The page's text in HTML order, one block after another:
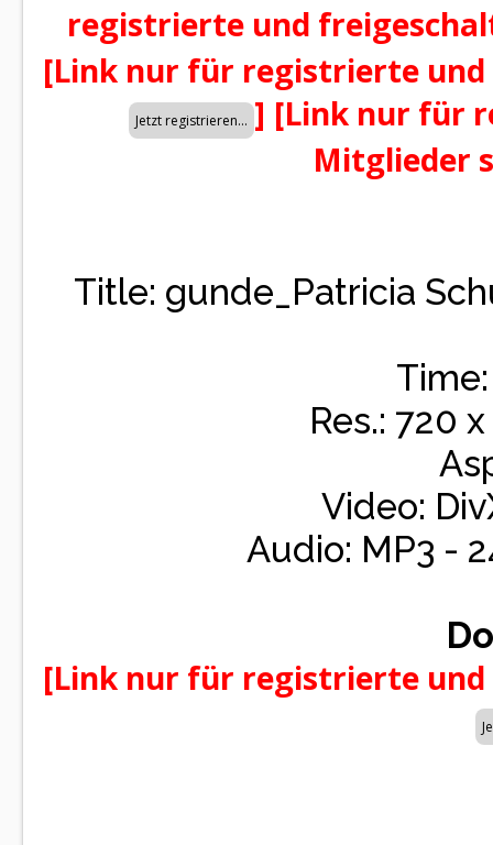
registrierte und
[Link nur für registrierte
] [Link nur für
Mitglieder
Title: gunde_Patricia
Res.: 720
Video:
Audio: MP3 -
[Link nur für registrierte